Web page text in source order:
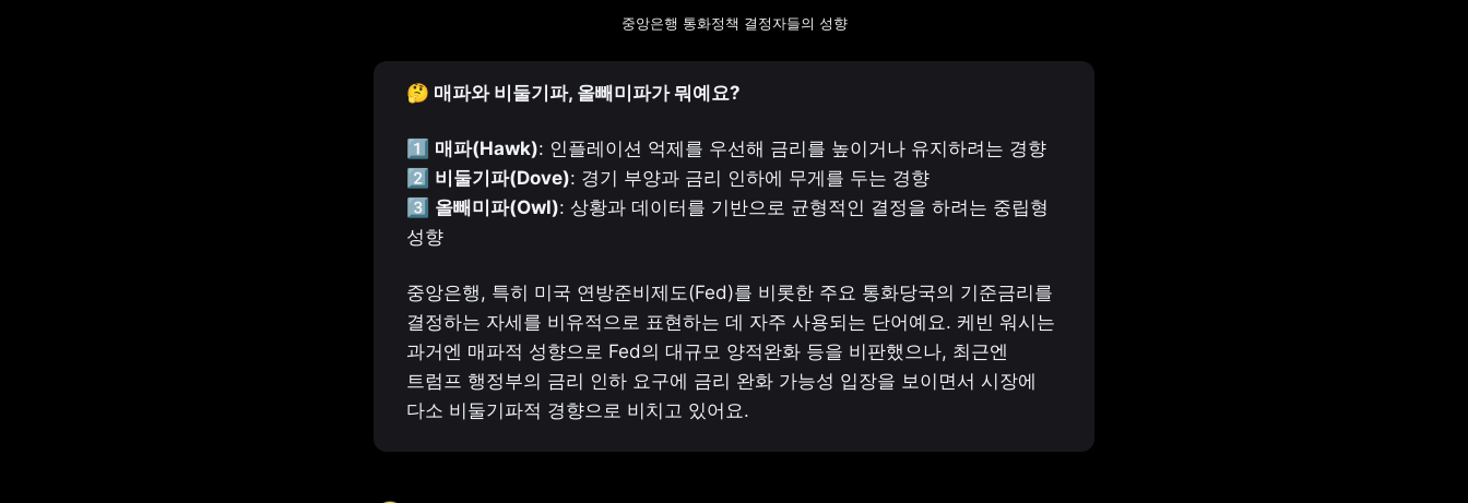
중앙은행 통화정책 결정자들의 성향
🤔 매파와 비둘기파, 올빼미파가 뭐예요?
1️⃣ 매파(Hawk): 인플레이션 억제를 우선해 금리를 높이거나 유지하려는 경향
2️⃣ 비둘기파(Dove): 경기 부양과 금리 인하에 무게를 두는 경향
3️⃣ 올빼미파(Owl): 상황과 데이터를 기반으로 균형적인 결정을 하려는 중립형
성향
중앙은행, 특히 미국 연방준비제도(Fed)를 비롯한 주요 통화당국의 기준금리를
결정하는 자세를 비유적으로 표현하는 데 자주 사용되는 단어예요. 케빈 워시는
과거엔 매파적 성향으로 Fed의 대규모 양적완화 등을 비판했으나, 최근엔
트럼프 행정부의 금리 인하 요구에 금리 완화 가능성 입장을 보이면서 시장에
다소 비둘기파적 경향으로 비치고 있어요.